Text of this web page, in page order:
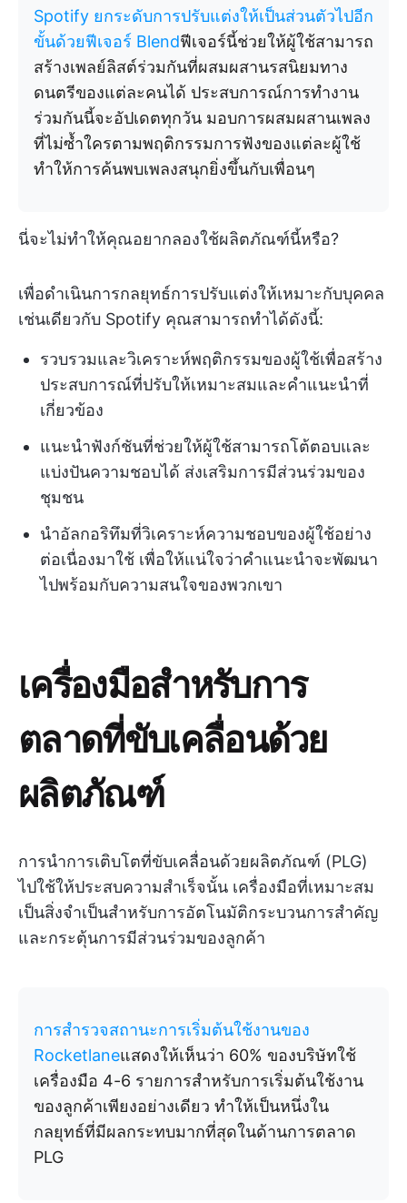
Spotify ยกระดับการปรับแต่งให้เป็นส่วนตัวไปอีก
ขั้นด้วยฟีเจอร์ Blendฟีเจอร์นี้ช่วยให้ผู้ใช้สามารถ
สร้างเพลย์ลิสต์ร่วมกันที่ผสมผสานรสนิยมทาง
ดนตรีของแต่ละคนได้ ประสบการณ์การทำงาน
ร่วมกันนี้จะอัปเดตทุกวัน มอบการผสมผสานเพลง
ที่ไม่ซ้ำใครตามพฤติกรรมการฟังของแต่ละผู้ใช้
ทำให้การค้นพบเพลงสนุกยิ่งขึ้นกับเพื่อนๆ
นี่จะไม่ทำให้คุณอยากลองใช้ผลิตภัณฑ์นี้หรือ?
เพื่อดำเนินการกลยุทธ์การปรับแต่งให้เหมาะกับบุคคล
เช่นเดียวกับ Spotify คุณสามารถทำได้ดังนี้:
รวบรวมและวิเคราะห์พฤติกรรมของผู้ใช้เพื่อสร้าง
ประสบการณ์ที่ปรับให้เหมาะสมและคำแนะนำที่
เกี่ยวข้อง
แนะนำฟังก์ชันที่ช่วยให้ผู้ใช้สามารถโต้ตอบและ
แบ่งปันความชอบได้ ส่งเสริมการมีส่วนร่วมของ
ชุมชน
นำอัลกอริทึมที่วิเคราะห์ความชอบของผู้ใช้อย่าง
ต่อเนื่องมาใช้ เพื่อให้แน่ใจว่าคำแนะนำจะพัฒนา
ไปพร้อมกับความสนใจของพวกเขา
เครื่องมือสำหรับการ
ตลาดที่ขับเคลื่อนด้วย
ผลิตภัณฑ์
การนำการเติบโตที่ขับเคลื่อนด้วยผลิตภัณฑ์ (PLG)
ไปใช้ให้ประสบความสำเร็จนั้น เครื่องมือที่เหมาะสม
เป็นสิ่งจำเป็นสำหรับการอัตโนมัติกระบวนการสำคัญ
และกระตุ้นการมีส่วนร่วมของลูกค้า
การสำรวจสถานะการเริ่มต้นใช้งานของ
Rocketlaneแสดงให้เห็นว่า 60% ของบริษัทใช้
เครื่องมือ 4-6 รายการสำหรับการเริ่มต้นใช้งาน
ของลูกค้าเพียงอย่างเดียว ทำให้เป็นหนึ่งใน
กลยุทธ์ที่มีผลกระทบมากที่สุดในด้านการตลาด
PLG